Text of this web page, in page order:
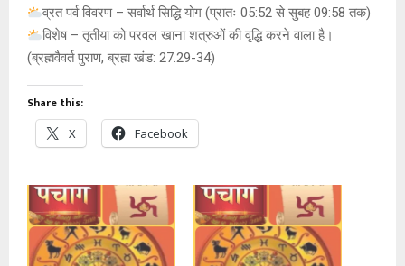
व्रत पर्व विवरण – सर्वार्थ सिद्धि योग (प्रातः 05:52 से सुबह 09:58 तक)
विशेष – तृतीया को परवल खाना शत्रुओं की वृद्धि करने वाला है।
(ब्रह्मवैवर्त पुराण, ब्रह्म खंड: 27.29-34)
Share this:
X Facebook